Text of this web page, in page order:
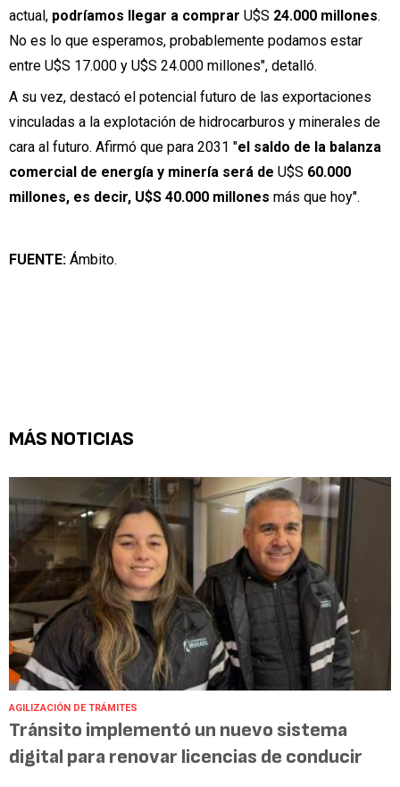
actual, podríamos llegar a comprar U$S 24.000 millones.
No es lo que esperamos, probablemente podamos estar
entre U$S 17.000 y U$S 24.000 millones", detalló.
A su vez, destacó el potencial futuro de las exportaciones
vinculadas a la explotación de hidrocarburos y minerales de
cara al futuro. Afirmó que para 2031 "el saldo de la balanza
comercial de energía y minería será de U$S 60.000
millones, es decir, U$S 40.000 millones más que hoy".
FUENTE: Ámbito.
MÁS NOTICIAS
AGILIZACIÓN DE TRÁMITES
Tránsito implementó un nuevo sistema
digital para renovar licencias de conducir